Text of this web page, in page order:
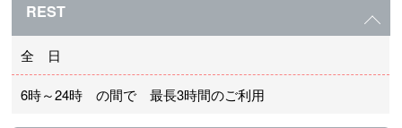
REST
全 日
6時～24時 の間で 最長3時間のご利用